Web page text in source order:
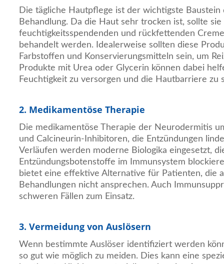
Die tägliche Hautpflege ist der wichtigste
Behandlung. Da die Haut sehr trocken ist, sollte
feuchtigkeitsspendenden und rückfettenden
behandelt werden. Idealerweise sollten diese
Farbstoffen und Konservierungsmitteln sein, um
Produkte mit Urea oder Glycerin können dabei
Feuchtigkeit zu versorgen und die Hautbarriere zu
2. Medikamentöse Therapie
Die medikamentöse Therapie der Neurodermitis
und Calcineurin-Inhibitoren, die Entzündungen
Verläufen werden moderne Biologika eingesetzt,
Entzündungsbotenstoffe im Immunsystem
bietet eine effektive Alternative für Patienten, die
Behandlungen nicht ansprechen. Auch
schweren Fällen zum Einsatz.
3. Vermeidung von Auslösern
Wenn bestimmte Auslöser identifiziert werden
so gut wie möglich zu meiden. Dies kann eine